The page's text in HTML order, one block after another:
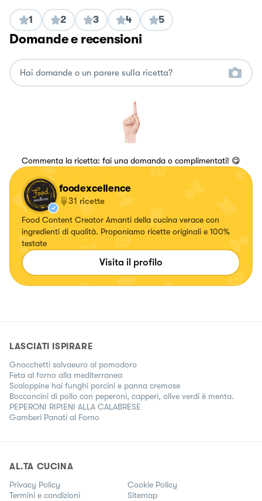
1 2 3 4 5
Domande e recensioni
Commenta la ricetta: fai una domanda o complimentati! 😋
foodexcellence
31 ricette
Food Content Creator Amanti della cucina verace con
ingredienti di qualità. Proponiamo ricette originali e 100%
testate
Visita il profilo
LASCIATI ISPIRARE
Gnocchetti salvaeuro al pomodoro
Feta al forno alla mediterranea
Scaloppine hai funghi porcini e panna cremose
Bocconcini di pollo con peperoni, capperi, olive verdi è menta.
PEPERONI RIPIENI ALLA CALABRESE
Gamberi Panati al Forno
AL.TA CUCINA
Privacy Policy
Cookie Policy
Termini e condizioni
Sitemap